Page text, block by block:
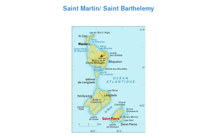
Saint Martin/ Saint Barthelemy